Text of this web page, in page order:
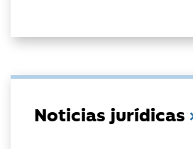
Noticias jurídicas